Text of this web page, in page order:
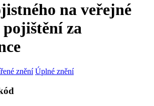
na veřejné
za
znění Úplné znění